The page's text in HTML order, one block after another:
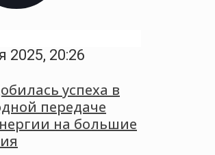
2025, 20:26
успеха в
передаче
на большие